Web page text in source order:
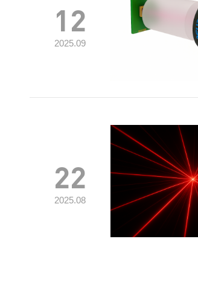
12
2025.09
22
2025.08